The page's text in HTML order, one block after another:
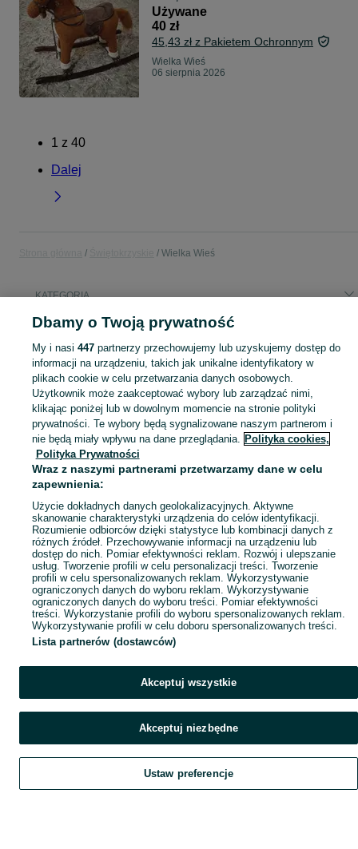
Używane
40 zł
45,43 zł z Pakietem Ochronnym
Wielka Wieś
06 sierpnia 2026
1 z 40
Dalej
Wielka Wieś
KATEGORIA
Popularne wyszukiwania
oświetlenie do akwarium
Skorzystaj z największego serwisu ogłoszeniowego - Wielka Wieś i okolice! Kupuj to, czego pragniesz i sprzedawaj to, czego już nie potrzebujesz! Zobacz
Mapa kategorii
Mapa miejscowości
Szukaj Obserwujesz Dodaj Czat Konto
Dbamy o Twoją prywatność
My i nasi 447partnerzy przechowujemy lub uzyskujemy dostęp do
informacji na urządzeniu, takich jak unikalne identyfikatory w
plikach cookie w celu przetwarzania danych osobowych.
Użytkownik może zaakceptować wybory lub zarządzać nimi,
klikając poniżej lub w dowolnym momencie na stronie polityki
prywatności. Te wybory będą sygnalizowane naszym partnerom i
nie będą miały wpływu na dane przeglądania. Polityka cookies,
Polityka Prywatności
Wraz z naszymi partnerami przetwarzamy dane w celu
zapewnienia:
Użycie dokładnych danych geolokalizacyjnych. Aktywne
skanowanie charakterystyki urządzenia do celów identyfikacji.
Rozumienie odbiorców dzięki statystyce lub kombinacji danych z
różnych źródeł. Przechowywanie informacji na urządzeniu lub
dostęp do nich. Pomiar efektywności reklam. Rozwój i ulepszanie
usług. Tworzenie profili w celu personalizacji treści. Tworzenie
profili w celu spersonalizowanych reklam. Wykorzystywanie
ograniczonych danych do wyboru reklam. Wykorzystywanie
ograniczonych danych do wyboru treści. Pomiar efektywności
treści. Wykorzystanie profili do wyboru spersonalizowanych reklam.
Wykorzystywanie profili w celu doboru spersonalizowanych treści.
Lista partnerów (dostawców)
Akceptuj wszystkie
Akceptuj niezbędne
Ustaw preferencje